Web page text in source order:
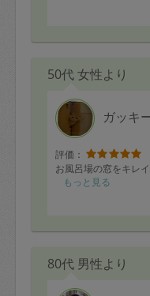
ー。いつもながら大
50代 女性より
ガッキ
評価：
お風呂場の窓をキレ
もっと見る
80代 男性より